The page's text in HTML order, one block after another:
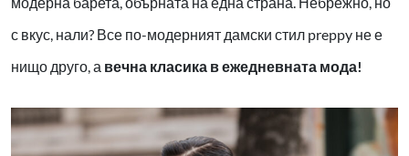
с вкус, нали? Все по-модерният дамски стил preppy не е
нищо друго, а вечна класика в ежедневната мода!